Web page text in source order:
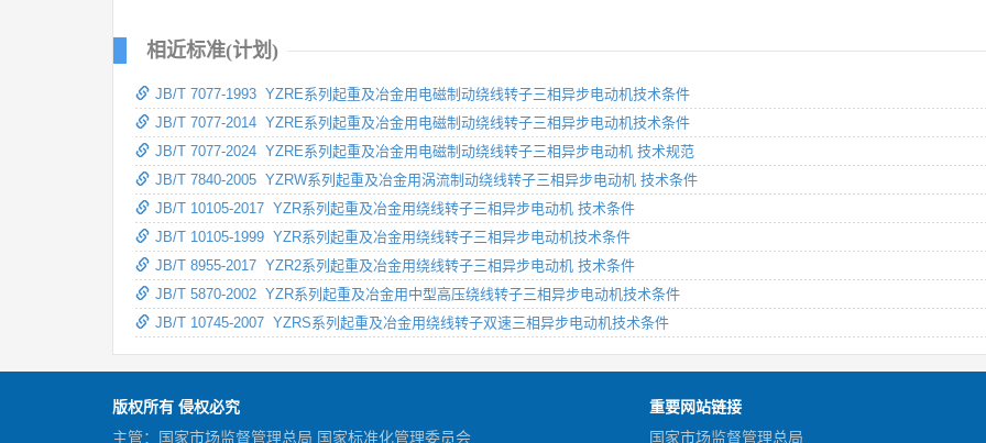
相近标准(计划)
JB/T 7077-1993 YZRE系列起重及冶金用电磁制动绕线转子三相异步电动机技术条件
JB/T 7077-2014 YZRE系列起重及冶金用电磁制动绕线转子三相异步电动机技术条件
JB/T 7077-2024 YZRE系列起重及冶金用电磁制动绕线转子三相异步电动机 技术规范
JB/T 7840-2005 YZRW系列起重及冶金用涡流制动绕线转子三相异步电动机 技术条件
JB/T 10105-2017 YZR系列起重及冶金用绕线转子三相异步电动机 技术条件
JB/T 10105-1999 YZR系列起重及冶金用绕线转子三相异步电动机技术条件
JB/T 8955-2017 YZR2系列起重及冶金用绕线转子三相异步电动机 技术条件
JB/T 5870-2002 YZR系列起重及冶金用中型高压绕线转子三相异步电动机技术条件
JB/T 10745-2007 YZRS系列起重及冶金用绕线转子双速三相异步电动机技术条件
版权所有 侵权必究
主管：国家市场监督管理总局 国家标准化管理委员会
重要网站链接
国家市场监督管理总局